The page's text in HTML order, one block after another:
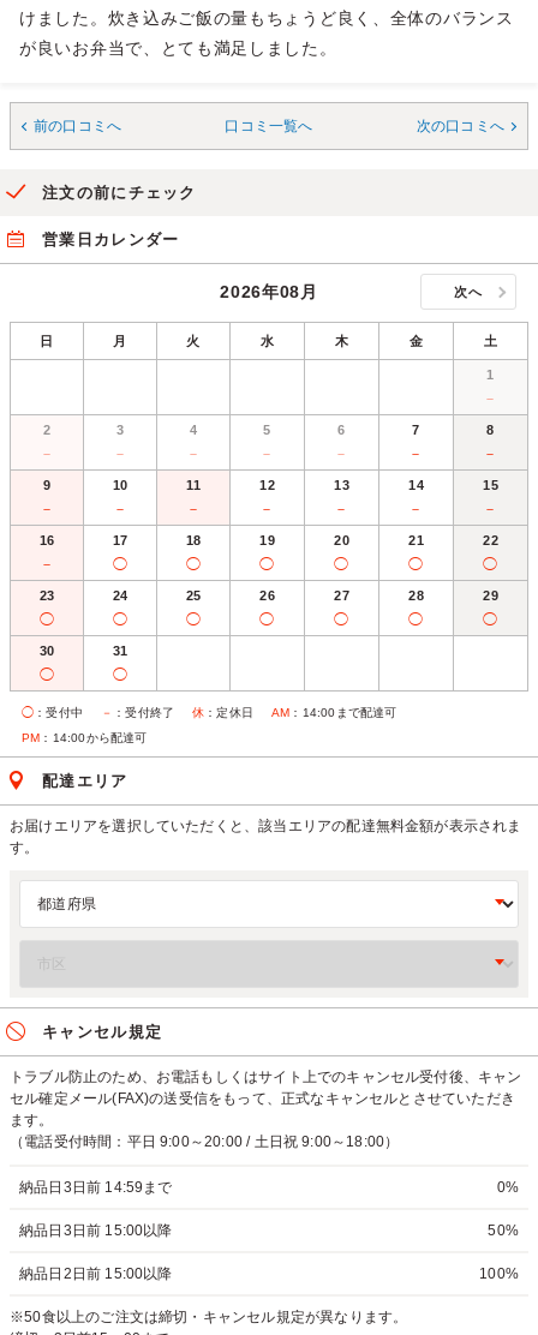
けました。炊き込みご飯の量もちょうど良く、全体のバランス
が良いお弁当で、とても満足しました。
前の口コミへ 口コミ一覧へ 次の口コミへ
注文の前にチェック
営業日カレンダー
2026年08月 次へ
日 月 火 水 木 金 土
1
－
2
－
3
－
4
－
5
－
6
－
7
－
8
－
9
－
10
－
11
－
12
－
13
－
14
－
15
－
16
－
17
◯
18
◯
19
◯
20
◯
21
◯
22
◯
23
◯
24
◯
25
◯
26
◯
27
◯
28
◯
29
◯
30
◯
31
◯
◯ ：受付中 － ：受付終了 休 ：定休日 AM ：14:00まで配達可
PM ：14:00から配達可
配達エリア
お届けエリアを選択していただくと、該当エリアの配達無料金額が表示されま
す。
キャンセル規定
トラブル防止のため、お電話もしくはサイト上でのキャンセル受付後、キャン
セル確定メール(FAX)の送受信をもって、正式なキャンセルとさせていただき
ます。
（電話受付時間：平日 9:00～20:00 / 土日祝 9:00～18:00）
納品日3日前 14:59まで 0%
納品日3日前 15:00以降 50%
納品日2日前 15:00以降 100%
※50食以上のご注文は締切・キャンセル規定が異なります。